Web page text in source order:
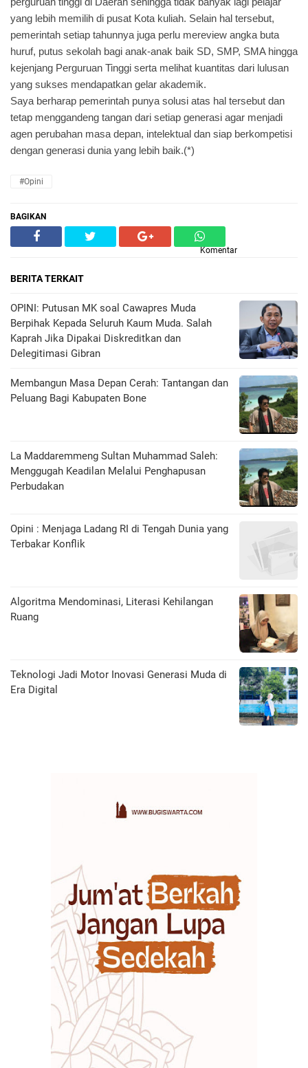
yang lebih memilih di pusat Kota kuliah. Selain hal tersebut,
pemerintah setiap tahunnya juga perlu mereview angka buta
huruf, putus sekolah bagi anak-anak baik SD, SMP, SMA hingga
kejenjang Perguruan Tinggi serta melihat kuantitas dari lulusan
yang sukses mendapatkan gelar akademik.
Saya berharap pemerintah punya solusi atas hal tersebut dan
tetap menggandeng tangan dari setiap generasi agar menjadi
agen perubahan masa depan, intelektual dan siap berkompetisi
dengan generasi dunia yang lebih baik.(*)
#Opini
BAGIKAN
Komentar
BERITA TERKAIT
OPINI: Putusan MK soal Cawapres Muda
Berpihak Kepada Seluruh Kaum Muda. Salah
Kaprah Jika Dipakai Diskreditkan dan
Delegitimasi Gibran
Membangun Masa Depan Cerah: Tantangan dan
Peluang Bagi Kabupaten Bone
La Maddaremmeng Sultan Muhammad Saleh:
Menggugah Keadilan Melalui Penghapusan
Perbudakan
Opini : Menjaga Ladang RI di Tengah Dunia yang
Terbakar Konflik
Algoritma Mendominasi, Literasi Kehilangan
Ruang
Teknologi Jadi Motor Inovasi Generasi Muda di
Era Digital